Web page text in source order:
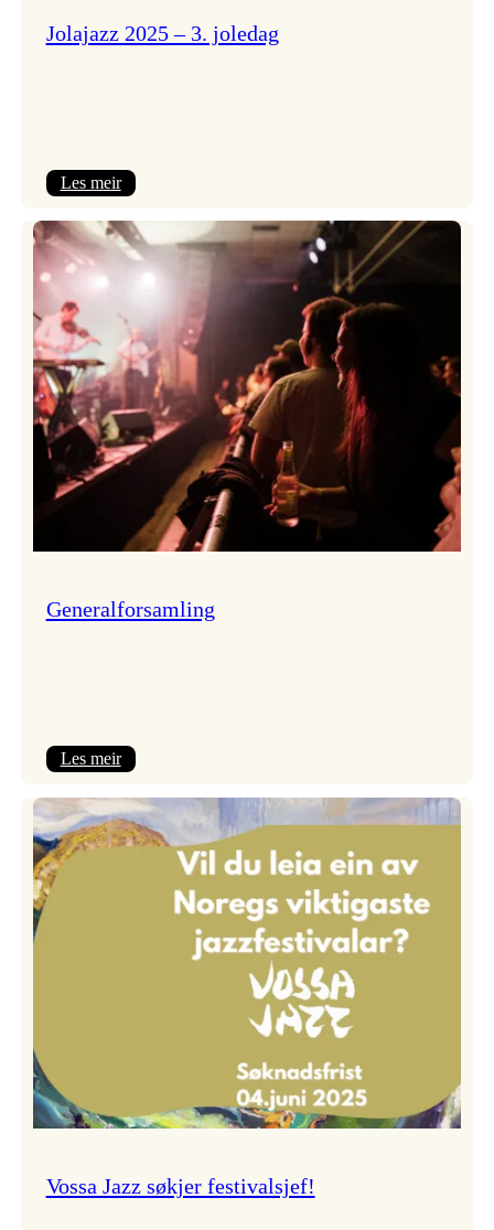
Jolajazz 2025 – 3. joledag
Les meir:
2025
–
joledag
Generalforsamling
Les meir:
Vossa Jazz søkjer festivalsjef!